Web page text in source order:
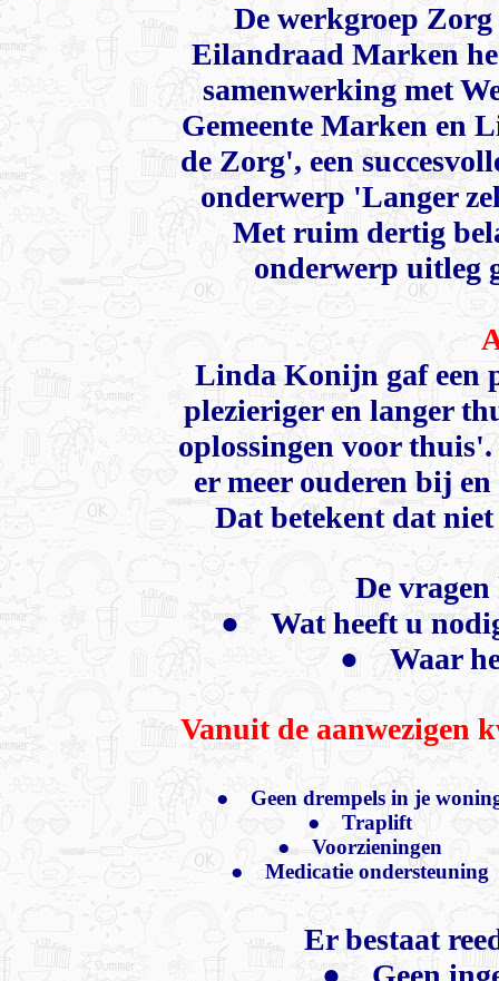
De werkgroep
Eilandraad Marken
samenwerking met
Gemeente Marken en
de Zorg', een
onderwerp 'Langer
Met ruim dertig
onderwerp uitleg
Linda Konijn gaf een
plezieriger en langer
oplossingen voor
er meer ouderen bij
Dat betekent dat niet
De
● Wat heeft u
● Waar
Vanuit de aanwezigen
● Geen drempels in je
● Traplift
● Voorzieningen
● Medicatie ondersteuning
Er bestaat